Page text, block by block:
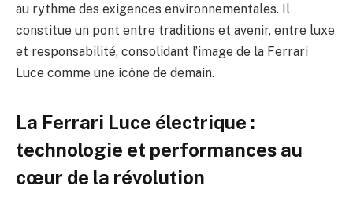
au rythme des exigences environnementales. Il
constitue un pont entre traditions et avenir, entre luxe
et responsabilité, consolidant l’image de la Ferrari
Luce comme une icône de demain.
La Ferrari Luce électrique :
technologie et performances au
cœur de la révolution